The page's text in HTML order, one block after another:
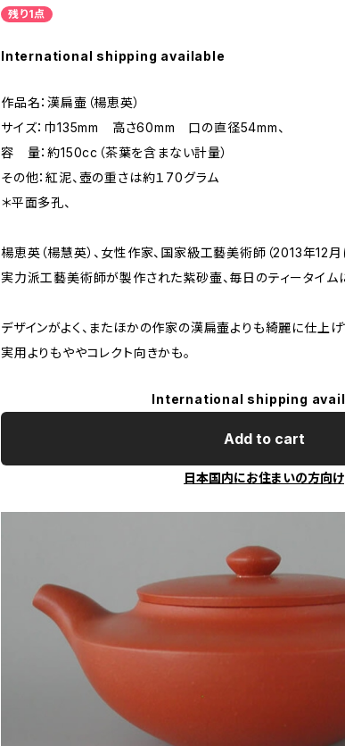
残り1点
International shipping available
作品名：漢扁壷（楊恵英）
サイズ：巾135mm 高さ60mm 口の直径54mm、
容 量：約150cc（茶葉を含まない計量）
その他：紅泥、壺の重さは約１70グラム
＊平面多孔、
楊恵英（楊慧英）、女性作家、国家級工藝美術師（2013年12月
実力派工藝美術師が製作された紫砂壷、毎日のティータイム
デザインがよく、またほかの作家の漢扁壷よりも綺麗に仕上げ
実用よりもややコレクト向きかも。
International shipping
Add to cart
日本国内にお住まいの方向け